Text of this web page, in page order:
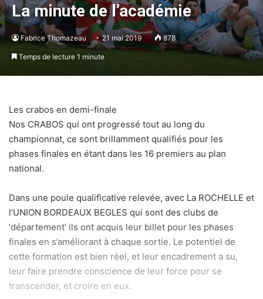
La minute de l’académie
Fabrice Thomazeau 21 mai 2019 878
Temps de lecture 1 minute
Les crabos en demi-finale
Nos CRABOS qui ont progressé tout au long du
championnat, ce sont brillamment qualifiés pour les
phases finales en étant dans les 16 premiers au plan
national.
Dans une poule qualificative relevée, avec La ROCHELLE et
l’UNION BORDEAUX BEGLES qui sont des clubs de
‘département’ ils ont acquis leur billet pour les phases
finales en s’améliorant à chaque sortie. Le potentiel de
cette formation est bien réel, et leur encadrement a su,
leur faire prendre conscience de leur force pour se
transcender, et croire en eux.